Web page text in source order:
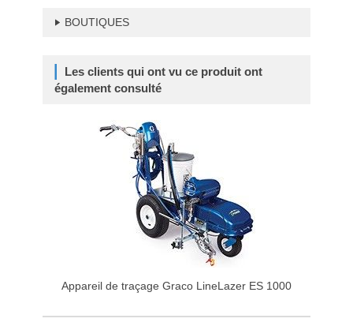
BOUTIQUES
Les clients qui ont vu ce produit ont
également consulté
Appareil de traçage Graco LineLazer ES 1000